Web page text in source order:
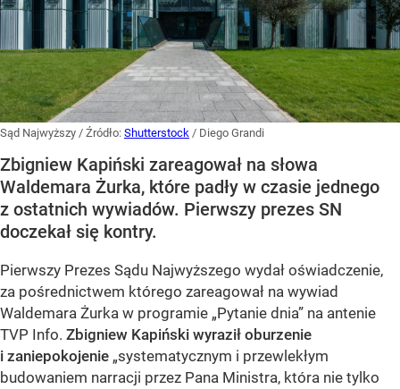
Sąd Najwyższy / Źródło: Shutterstock / Diego Grandi
Zbigniew Kapiński zareagował na słowa
Waldemara Żurka, które padły w czasie jednego
z ostatnich wywiadów. Pierwszy prezes SN
doczekał się kontry.
Pierwszy Prezes Sądu Najwyższego wydał oświadczenie,
za pośrednictwem którego zareagował na wywiad
Waldemara Żurka w programie „Pytanie dnia” na antenie
TVP Info. Zbigniew Kapiński wyraził oburzenie
i zaniepokojenie „systematycznym i przewlekłym
budowaniem narracji przez Pana Ministra, która nie tylko